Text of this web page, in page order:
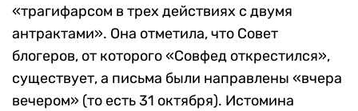
«трагифарсом в трех действиях с двумя
антрактами». Она отметила, что Совет
блогеров, от которого «Совфед открестился»,
существует, а письма были направлены «вчера
вечером» (то есть 31 октября). Истомина